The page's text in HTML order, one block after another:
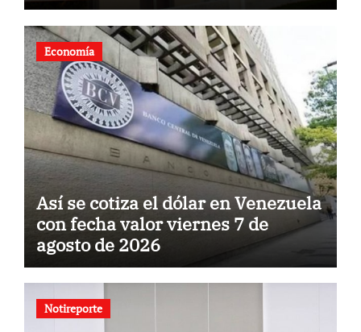
Economía
Así se cotiza el dólar en Venezuela
con fecha valor viernes 7 de
agosto de 2026
Notireporte